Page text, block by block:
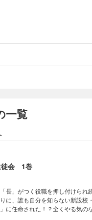
一覧
徒会 1巻
長」がつく役職を押し付けら
に、誰も自分を知らない新設
に任命された！？全くやる気